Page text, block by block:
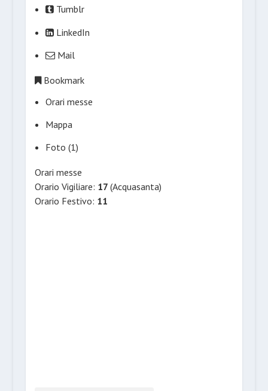
Tumblr
LinkedIn
Mail
Bookmark
Orari messe
Mappa
Foto (1)
Orari messe
Orario Vigiliare: 17 (Acquasanta)
Orario Festivo: 11